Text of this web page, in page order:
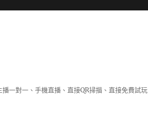
一對一、手機直播、直接QR掃描、直接免費試玩